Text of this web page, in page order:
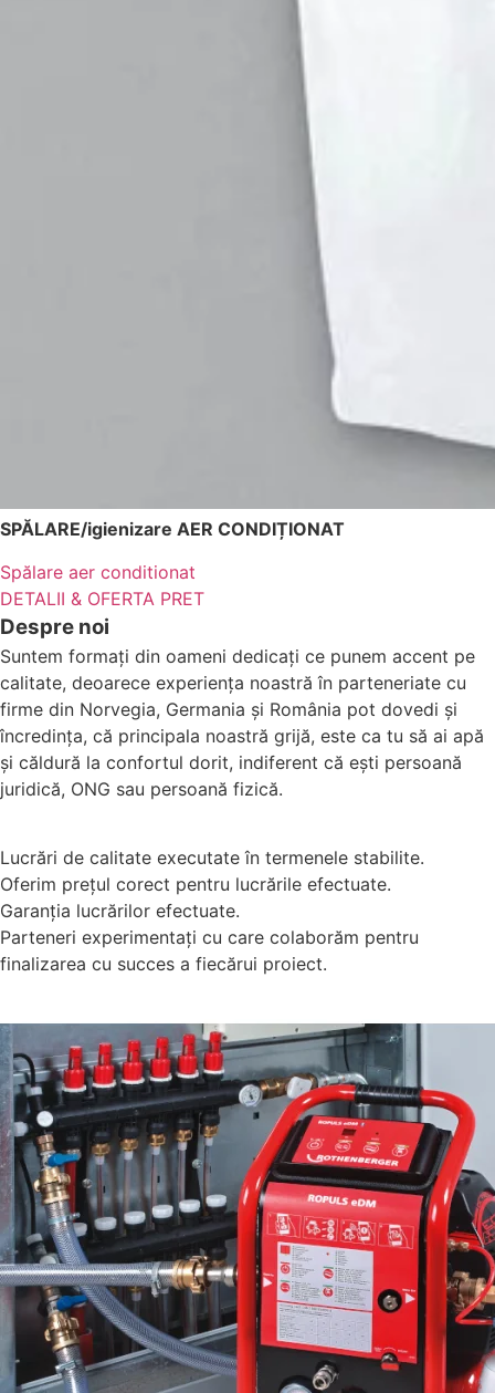
SPĂLARE/igienizare AER CONDIȚIONAT
Spălare aer conditionat
DETALII & OFERTA PRET
Despre noi
Suntem formați din oameni dedicați ce punem accent pe
calitate, deoarece experiența noastră în parteneriate cu
firme din Norvegia, Germania și România pot dovedi și
încredința, că principala noastră grijă, este ca tu să ai apă
și căldură la confortul dorit, indiferent că ești persoană
juridică, ONG sau persoană fizică.
Lucrări de calitate executate în termenele stabilite.
Oferim prețul corect pentru lucrările efectuate.
Garanția lucrărilor efectuate.
Parteneri experimentați cu care colaborăm pentru
finalizarea cu succes a fiecărui proiect.